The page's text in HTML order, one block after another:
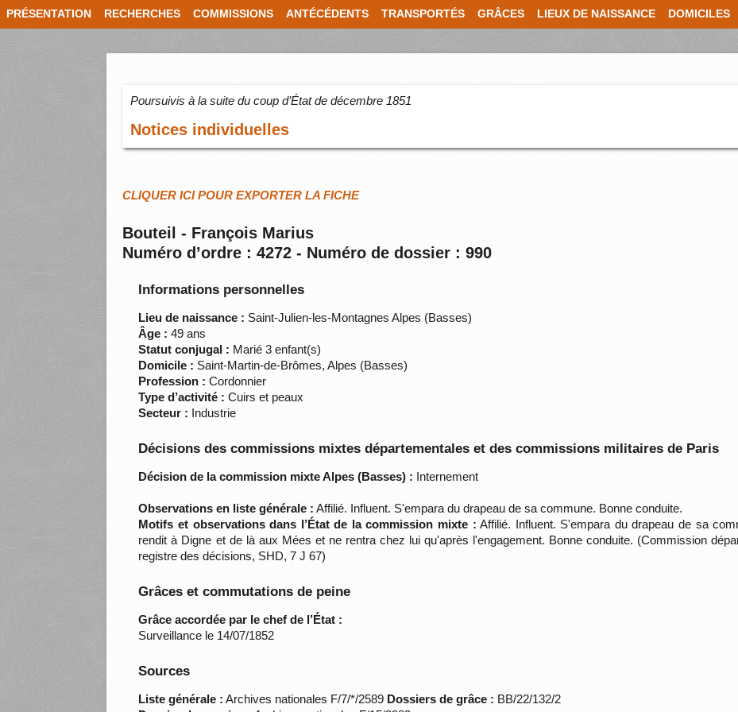
PRÉSENTATION RECHERCHES COMMISSIONS ANTÉCÉDENTS TRANSPORTÉS GRÂCES LIEUX DE NAISSANCE DOMICILES
Poursuivis à la suite du coup d’État de décembre 1851
Notices individuelles
CLIQUER ICI POUR EXPORTER LA FICHE
Bouteil - François Marius
Numéro d’ordre : 4272 - Numéro de dossier : 990
Informations personnelles
Lieu de naissance : Saint-Julien-les-Montagnes Alpes (Basses)
Âge : 49 ans
Statut conjugal : Marié 3 enfant(s)
Domicile : Saint-Martin-de-Brômes, Alpes (Basses)
Profession : Cordonnier
Type d’activité : Cuirs et peaux
Secteur : Industrie
Décisions des commissions mixtes départementales et des commissions militaires de Paris
Décision de la commission mixte Alpes (Basses) : Internement
Observations en liste générale : Affilié. Influent. S'empara du drapeau de sa commune. Bonne conduite.
Motifs et observations dans l’État de la commission mixte : Affilié. Influent. S'empara du drapeau de sa
rendit à Digne et de là aux Mées et ne rentra chez lui qu'après l'engagement. Bonne conduite. (Commission
registre des décisions, SHD, 7 J 67)
Grâces et commutations de peine
Grâce accordée par le chef de l’État :
Surveillance le 14/07/1852
Sources
Liste générale : Archives nationales F/7/*/2589 Dossiers de grâce : BB/22/132/2